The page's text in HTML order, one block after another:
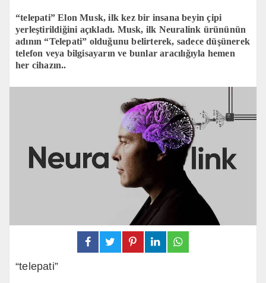
“telepati” Elon Musk, ilk kez bir insana beyin çipi
yerleştirildiğini açıkladı. Musk, ilk Neuralink ürününün
adının “Telepati” olduğunu belirterek, sadece düşünerek
telefon veya bilgisayarın ve bunlar aracılığıyla hemen
her cihazın..
“telepati”